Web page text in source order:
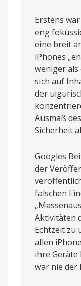
Erstens
eng
eine breit
iPhones
weniger als
sich auf
der
Ausmaß
Sicherheit
Googles
der
falschen
Aktivitäten
Echtzeit zu
allen
ihre
war nie der